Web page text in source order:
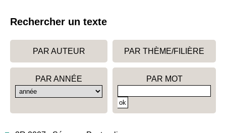
Rechercher un texte
PAR AUTEUR PAR THÈME/FILIÈRE
PAR ANNÉE PAR MOT